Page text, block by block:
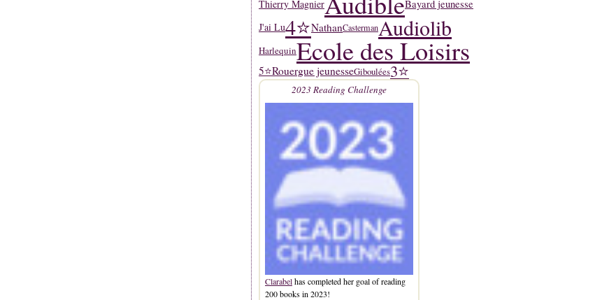
Thierry Magnier
Bayard jeunesse
J'ai Lu4⭐NathanCastermanAudiolib
HarlequinEcole des Loisirs
5⭐Rouergue jeunesseGiboulées3⭐
2023 Reading Challenge
Clarabelhas completed her goal of reading
200 books in 2023!